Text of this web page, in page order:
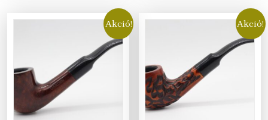
Akció! Akció!